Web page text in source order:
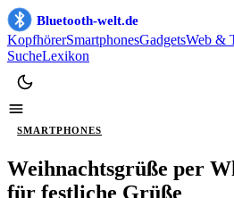
Bluetooth-welt.de
KopfhörerSmartphonesGadgetsWeb &
SucheLexikon
SMARTPHONES
Weihnachtsgrüße per
für festliche Grüße